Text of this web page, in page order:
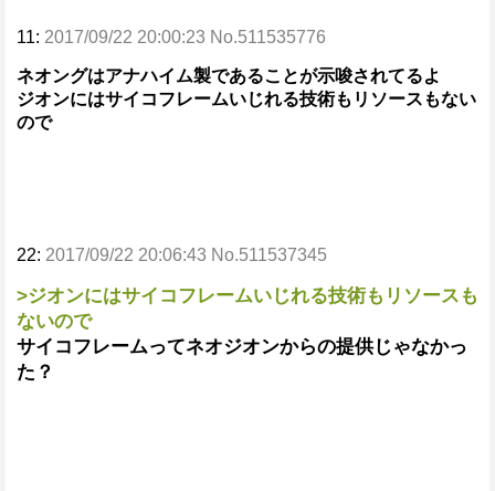
11: 2017/09/22 20:00:23 No.511535776
ネオングはアナハイム製であることが示唆されてるよ
ジオンにはサイコフレームいじれる技術もリソースもない
ので
22: 2017/09/22 20:06:43 No.511537345
>ジオンにはサイコフレームいじれる技術もリソースも
ないので
サイコフレームってネオジオンからの提供じゃなかっ
た？